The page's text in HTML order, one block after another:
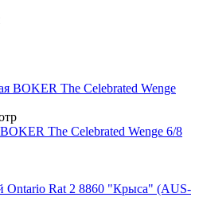
The Celebrated Wenge 6/8